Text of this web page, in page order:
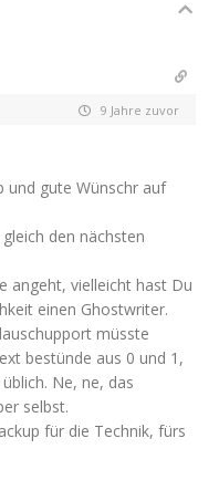
9 Jahre zuvor
und gute Wünschr auf
den nächsten
angeht, vielleicht hast Du
einen Ghostwriter.
müsste
bestünde aus 0 und 1,
Ne, ne, das
selbst.
für die Technik, fürs